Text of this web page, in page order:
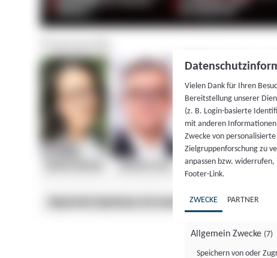
Vielen Dank für Ihren
Bereitstellung unserer
(z. B. Login-basierte
mit anderen
Zwecke von
Zielgruppenforschung zu
anpassen bzw.
Footer-Link.
ZWECKE PARTNER
Allgemein Zwecke (7)
Speichern von oder